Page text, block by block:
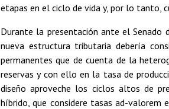
etapas en el ciclo de vida y, por lo tanto,
Durante la presentación ante el Senado
nueva estructura tributaria debería
permanentes que de cuenta de la
reservas y con ello en la tasa de
diseño aproveche los ciclos altos de
híbrido, que considere tasas ad-valorem